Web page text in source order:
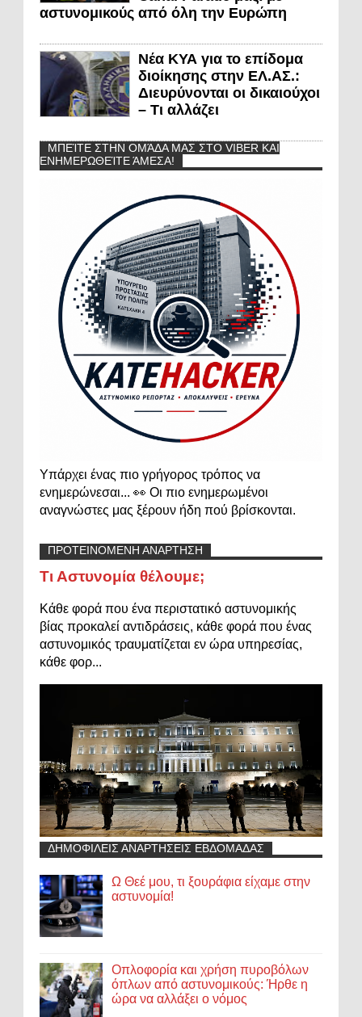
αστυνομικούς από όλη την Ευρώπη
Νέα ΚΥΑ για το επίδομα
διοίκησης στην ΕΛ.ΑΣ.:
Διευρύνονται οι δικαιούχοι
– Τι αλλάζει
ΜΠΕΊΤΕ ΣΤΗΝ ΟΜΆΔΑ ΜΑΣ ΣΤΟ VIBER ΚΑΙ
ΕΝΗΜΕΡΩΘΕΊΤΕ ΆΜΕΣΑ!
Υπάρχει ένας πιο γρήγορος τρόπος να
ενημερώνεσαι... 👀 Οι πιο ενημερωμένοι
αναγνώστες μας ξέρουν ήδη πού βρίσκονται.
ΠΡΟΤΕΙΝΟΜΕΝΗ ΑΝΑΡΤΗΣΗ
Τι Αστυνομία θέλουμε;
Κάθε φορά που ένα περιστατικό αστυνομικής
βίας προκαλεί αντιδράσεις, κάθε φορά που ένας
αστυνομικός τραυματίζεται εν ώρα υπηρεσίας,
κάθε φορ...
ΔΗΜΟΦΙΛΕΙΣ ΑΝΑΡΤΗΣΕΙΣ ΕΒΔΟΜΑΔΑΣ
Ω Θεέ μου, τι ξουράφια είχαμε στην
αστυνομία!
Οπλοφορία και χρήση πυροβόλων
όπλων από αστυνομικούς: Ήρθε η
ώρα να αλλάξει ο νόμος